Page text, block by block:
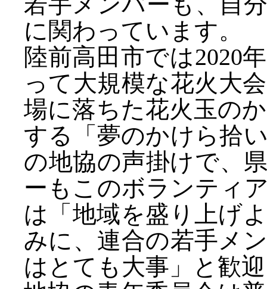
に関わっています。
陸前高田市では2020
って大規模な花火大
場に落ちた花火玉の
する「夢のかけら拾
の地協の声掛けで、
ーもこのボランティ
は「地域を盛り上げ
みに、連合の若手メ
はとても大事」と歓